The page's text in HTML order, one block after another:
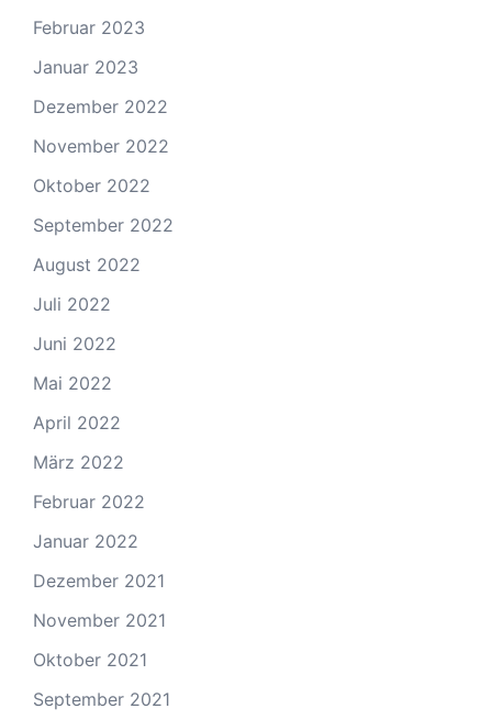
Februar 2023
Januar 2023
Dezember 2022
November 2022
Oktober 2022
September 2022
August 2022
Juli 2022
Juni 2022
Mai 2022
April 2022
März 2022
Februar 2022
Januar 2022
Dezember 2021
November 2021
Oktober 2021
September 2021